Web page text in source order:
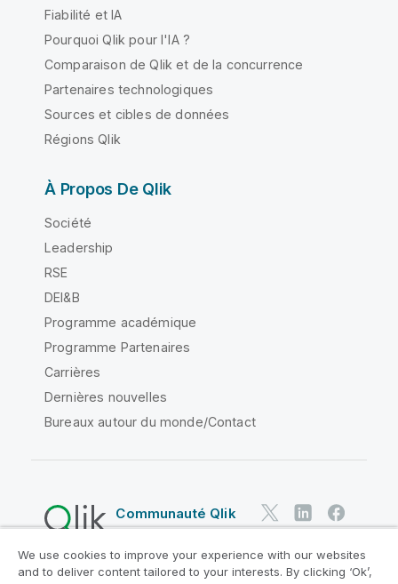
Fiabilité et IA
Pourquoi Qlik pour l'IA ?
Comparaison de Qlik et de la concurrence
Partenaires technologiques
Sources et cibles de données
Régions Qlik
À Propos De Qlik
Société
Leadership
RSE
DEI&B
Programme académique
Programme Partenaires
Carrières
Dernières nouvelles
Bureaux autour du monde/Contact
Communauté Qlik
Contrats juridiques
We use cookies to improve your experience with our websites
and to deliver content tailored to your interests. By clicking ‘Ok’,